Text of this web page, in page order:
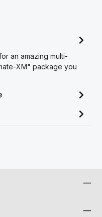
an amazing multi-
XM" package you